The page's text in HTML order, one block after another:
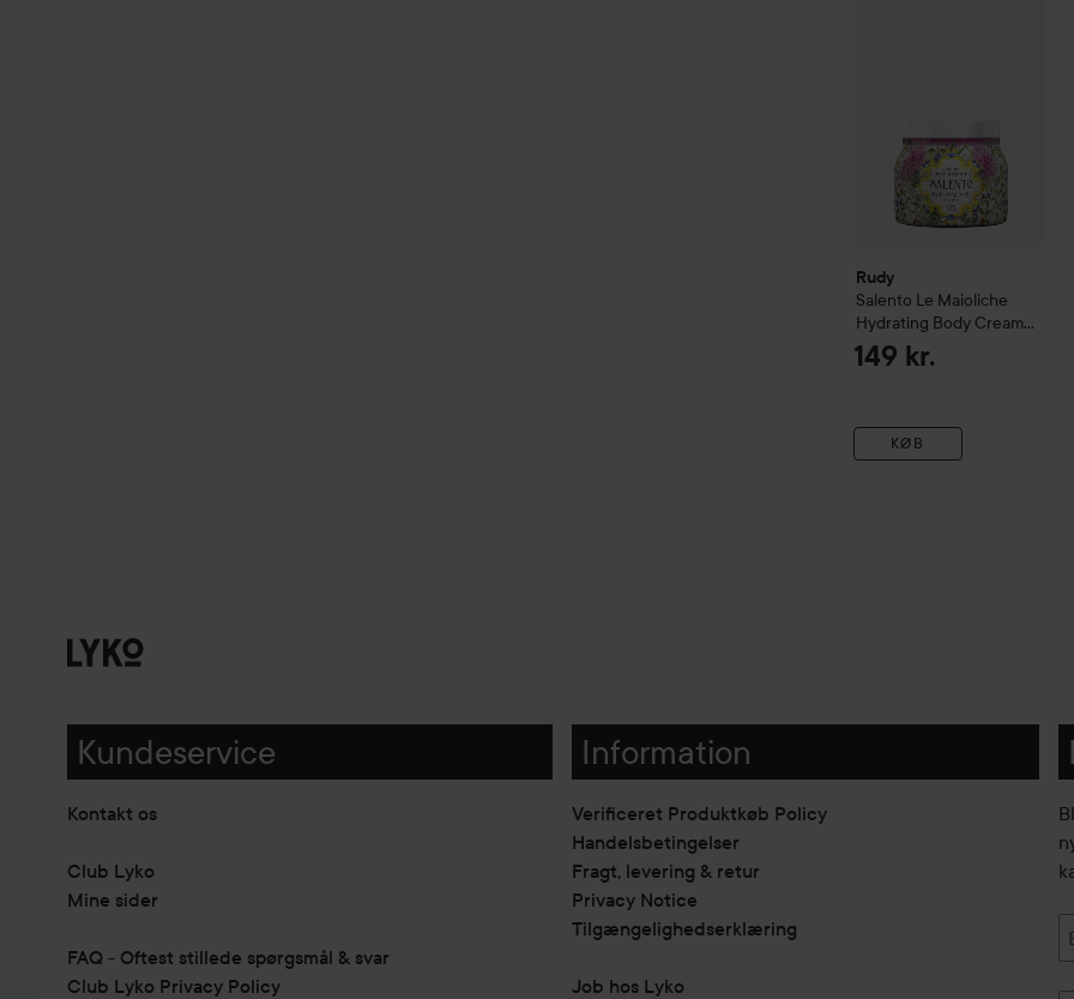
Rudy
Salento Le Maioliche
Hydrating Body Cream
450 ml
149 kr.
KØB
Kundeservice
Kontakt os
Club Lyko
Mine sider
FAQ - Oftest stillede spørgsmål & svar
Club Lyko Privacy Policy
Information
Verificeret Produktkøb Policy
Handelsbetingelser
Fragt, levering & retur
Privacy Notice
Tilgængelighedserklæring
Job hos Lyko